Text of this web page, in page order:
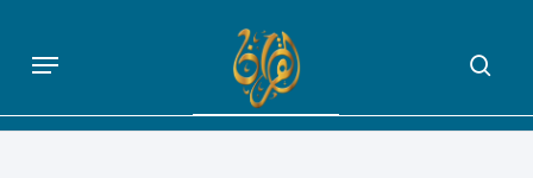
main
content
QUE DIT VRAIMENT LE CORAN
Menu